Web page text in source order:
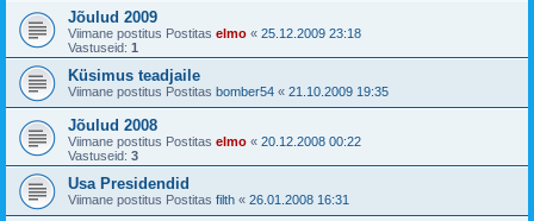
Jõulud 2009
Viimane postitus Postitas elmo « 25.12.2009 23:18
Vastuseid: 1
Küsimus teadjaile
Viimane postitus Postitas bomber54 « 21.10.2009 19:35
Jõulud 2008
Viimane postitus Postitas elmo « 20.12.2008 00:22
Vastuseid: 3
Usa Presidendid
Viimane postitus Postitas filth « 26.01.2008 16:31